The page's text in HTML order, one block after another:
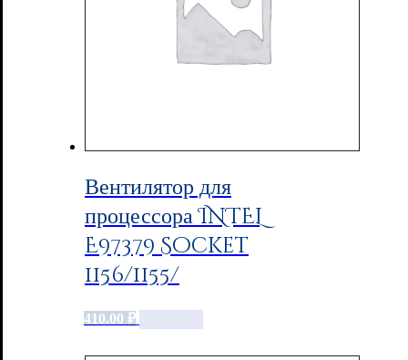
Вентилятор для
процессора INTEL
E97379 Socket
1156/1155/
410.00 ₽